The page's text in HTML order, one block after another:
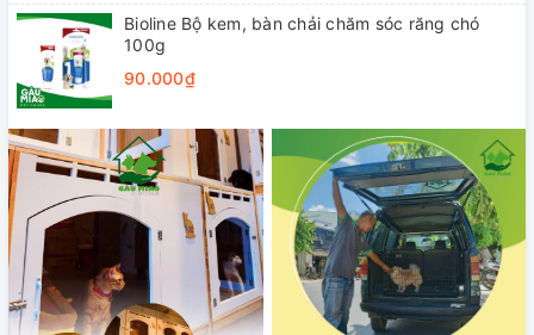
Bioline Bộ kem, bàn chải chăm sóc răng chó
100g
90.000₫